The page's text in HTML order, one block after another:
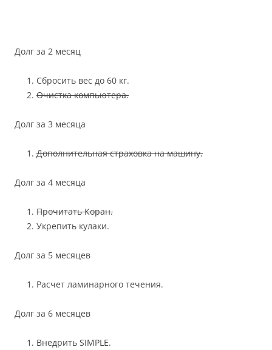
Долг за 2 месяц
Сбросить вес до 60 кг.
Очистка компьютера.
Долг за 3 месяца
Дополнительная страховка на машину.
Долг за 4 месяца
Прочитать Коран.
Укрепить кулаки.
Долг за 5 месяцев
Расчет ламинарного течения.
Долг за 6 месяцев
Внедрить SIMPLE.